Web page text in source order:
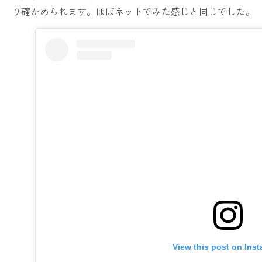
り確かめられます。ほぼネットでみた感じと同じでした。
View this post on